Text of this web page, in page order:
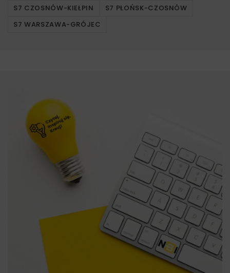
S7 CZOSNÓW-KIEŁPIN
S7 PŁOŃSK-CZOSNÓW
S7 WARSZAWA-GRÓJEC